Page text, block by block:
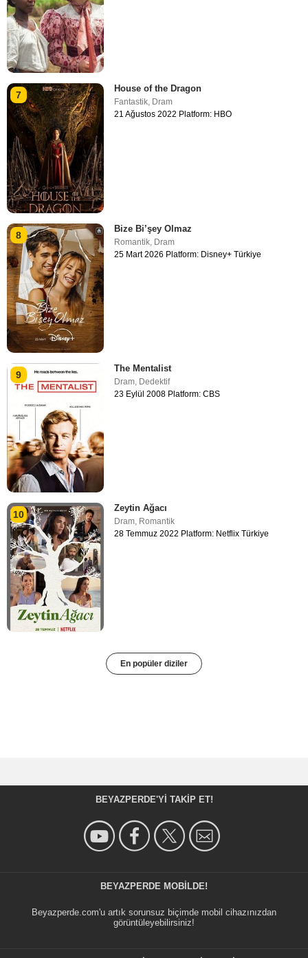
7
House of the Dragon
Fantastik, Dram
21 Ağustos 2022 Platform: HBO
8
Bize Bi’şey Olmaz
Romantik Dram
25 Mart 2026 Platform: Disney+ Türkiye
9
The Mentalist
Dram, Dedektif
23 Eylül 2008 Platform: CBS
10
Zeytin Ağacı
Dram, Romantik
28 Temmuz 2022 Platform: Netflix Türkiye
En popüler diziler
BEYAZPERDE'YI TAKIP ET!
BEYAZPERDE MOBILDE!
Beyazperde.com'u artık sorunsuz biçimde mobil cihazınızdan
görüntüleyebilirsiniz!